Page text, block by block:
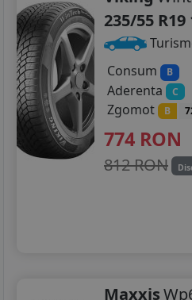
235/55 R19
Consum
B
Aderenta C
Zgomot B
774 RON
812 RON
Maxxis